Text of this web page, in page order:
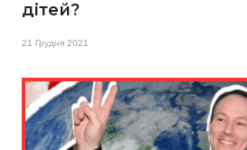
дітей?
21 Грудня 2021